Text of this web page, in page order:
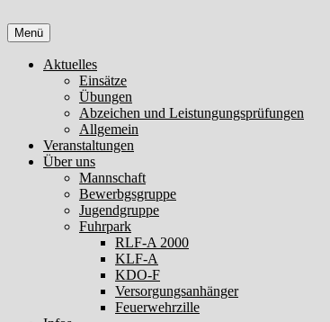
Inhalt
springen
Menü
Aktuelles
Einsätze
Übungen
Abzeichen und Leistungungsprüfungen
Allgemein
Veranstaltungen
Über uns
Mannschaft
Bewerbgsgruppe
Jugendgruppe
Fuhrpark
RLF-A 2000
KLF-A
KDO-F
Versorgungsanhänger
Feuerwehrzille